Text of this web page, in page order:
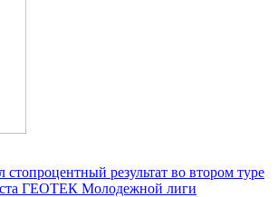
стопроцентный результат во втором туре
ГЕОТЕК Молодежной лиги